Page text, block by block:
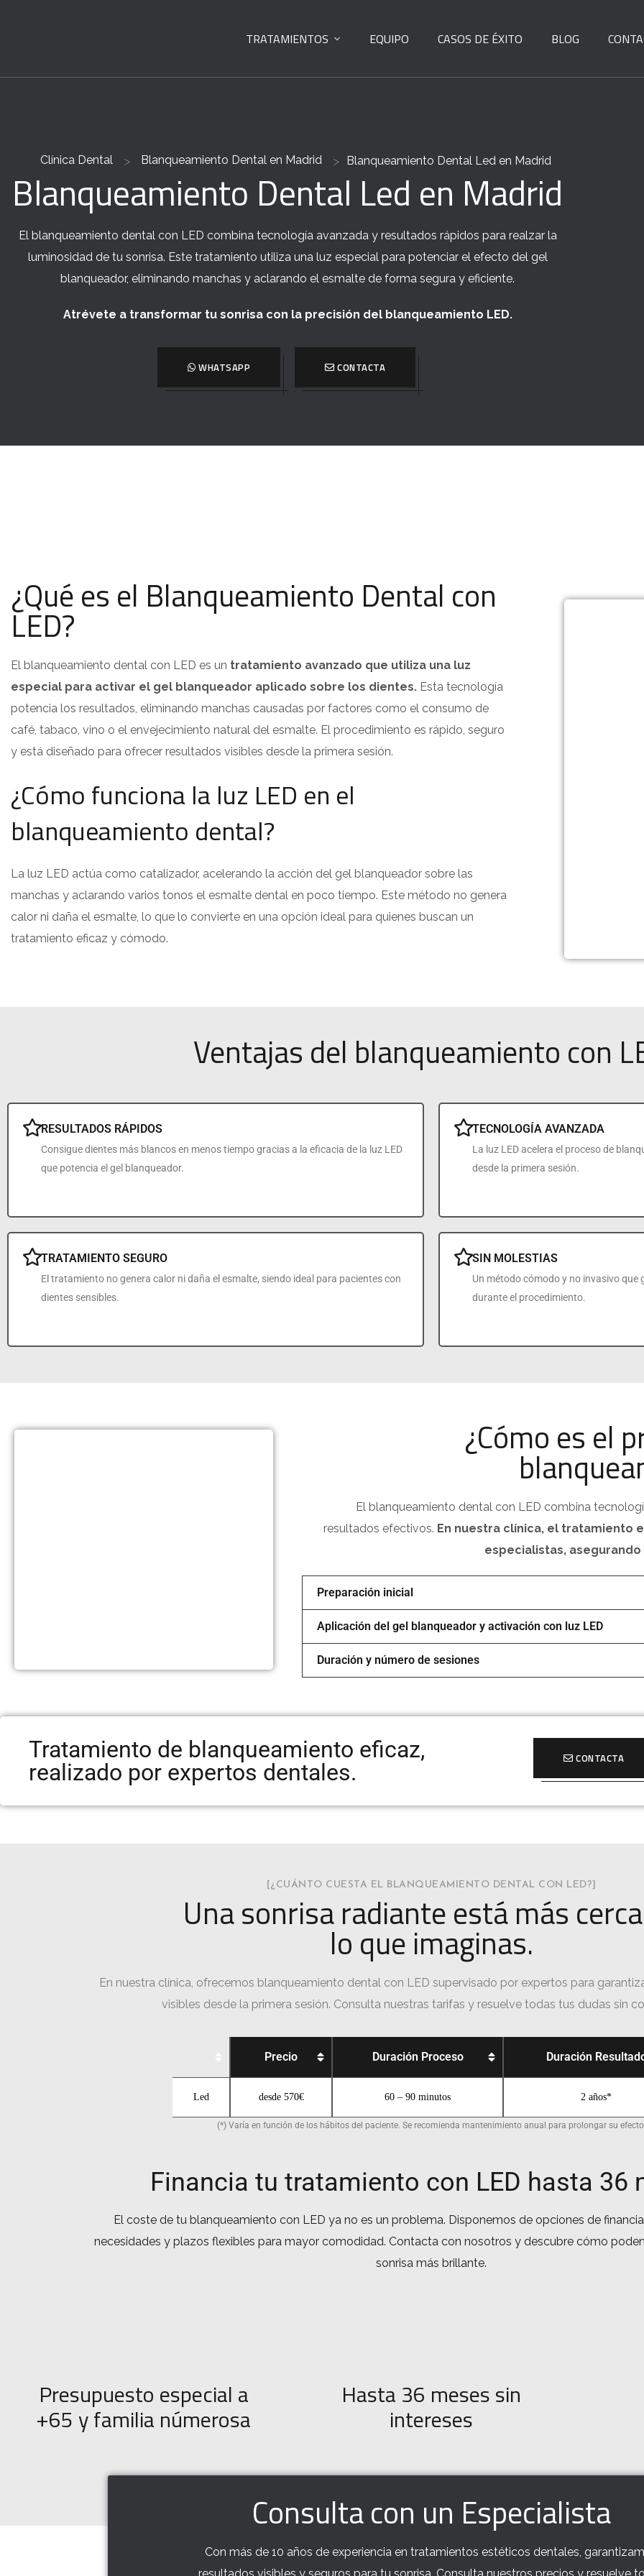
TRATAMIENTOS EQUIPO CASOS DE ÉXITO BLOG
Clínica Dental > Blanqueamiento Dental en Madrid > Blanqueamiento Dental Led en Madrid
Blanqueamiento Dental Led en Madrid
El blanqueamiento dental con LED combina tecnología avanzada y resultados rápidos para realzar la
luminosidad de tu sonrisa. Este tratamiento utiliza una luz especial para potenciar el efecto del gel
blanqueador, eliminando manchas y aclarando el esmalte de forma segura y eficiente.
Atrévete a transformar tu sonrisa con la precisión del blanqueamiento LED.
WHATSAPP CONTACTA
¿Qué es el Blanqueamiento Dental con
LED?
El blanqueamiento dental con LED es un tratamiento avanzado que utiliza una luz
especial para activar el gel blanqueador aplicado sobre los dientes. Esta tecnología
potencia los resultados, eliminando manchas causadas por factores como el consumo de
café, tabaco, vino o el envejecimiento natural del esmalte. El procedimiento es rápido, seguro
y está diseñado para ofrecer resultados visibles desde la primera sesión.
¿Cómo funciona la luz LED en el
blanqueamiento dental?
La luz LED actúa como catalizador, acelerando la acción del gel blanqueador sobre las
manchas y aclarando varios tonos el esmalte dental en poco tiempo. Este método no genera
calor ni daña el esmalte, lo que lo convierte en una opción ideal para quienes buscan un
tratamiento eficaz y cómodo.
Ventajas del blanqueamiento con
RESULTADOS RÁPIDOS
Consigue dientes más blancos en menos tiempo gracias a la eficacia de la luz LED
que potencia el gel blanqueador.
TECNOLOGÍA AVANZADA
La luz LED acelera el proceso de
desde la primera sesión.
TRATAMIENTO SEGURO
El tratamiento no genera calor ni daña el esmalte, siendo ideal para pacientes con
dientes sensibles.
SIN MOLESTIAS
Un método cómodo y no invasivo
durante el procedimiento.
¿Cómo es el
El blanqueamiento dental con LED combina
resultados efectivos. En nuestra clínica, el tratamiento
especialistas,
Preparación inicial
Aplicación del gel blanqueador y activación con luz LED
Duración y número de sesiones
Tratamiento de blanqueamiento eficaz,
realizado por expertos dentales.
CONTACTA
[¿CUÁNTO CUESTA EL BLANQUEAMIENTO DENTAL CON LED?]
Una sonrisa radiante está más
lo que imaginas.
En nuestra clínica, ofrecemos blanqueamiento dental con LED supervisado por expertos para
visibles desde la primera sesión. Consulta nuestras tarifas y resuelve todas tus dudas sin
Precio Duración Proceso Duración
Led desde 570€ 60 – 90 minutos 2 años*
(*) Varía en función de los hábitos del paciente. Se recomienda mantenimiento anual para prolongar su
Financia tu tratamiento con LED hasta 36
El coste de tu blanqueamiento con LED ya no es un problema. Disponemos de opciones de
necesidades y plazos flexibles para mayor comodidad. Contacta con nosotros y descubre cómo
sonrisa más brillante.
Presupuesto especial a
+65 y familia númerosa
Hasta 36 meses sin
intereses
Consulta con un Especialista
Con más de 10 años de experiencia en tratamientos estéticos dentales,